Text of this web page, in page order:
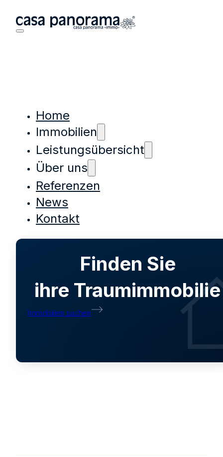
Home
Immobilien
Leistungsübersicht
Über uns
Referenzen
News
Kontakt
Finden Sie
ihre Traumimmobilie
Immobilien suchen